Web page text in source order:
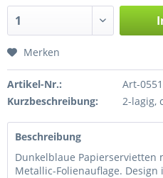
Merken
Artikel-Nr.:
Art-
Kurzbeschreibung:
2-lagig,
Beschreibung
Dunkelblaue
Metallic-Folienauflage. Design